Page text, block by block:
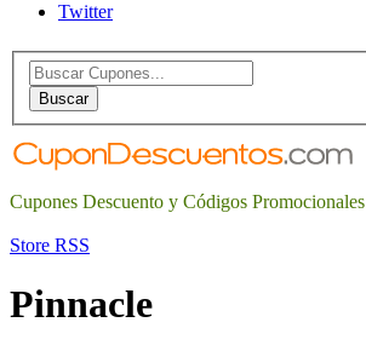
Twitter
Search
for:Buscar
Cupones Descuento y Códigos Promocionales
Store RSS
Pinnacle